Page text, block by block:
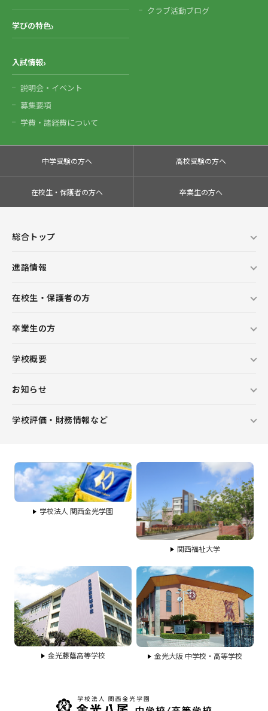
学びの特色
クラブ活動ブログ
入試情報
説明会・イベント
募集要項
学費・諸経費について
中学受験の方へ 高校受験の方へ
在校生・保護者の方へ 卒業生の方へ
総合トップ
進路情報
在校生・保護者の方
卒業生の方
学校概要
お知らせ
学校評価・財務情報など
学校法人 関西金光学園
関西福祉大学
金光藤蔭高等学校 金光大阪 中学校・高等学校